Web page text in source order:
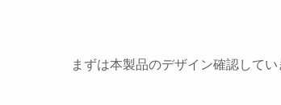
まずは本製品のデザイン確認してい